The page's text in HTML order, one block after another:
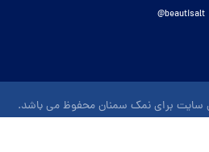
beautisalt@
سایت برای نمک سمنان محفوظ می باشد.